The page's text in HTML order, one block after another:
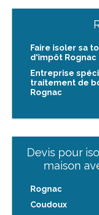
Faire isoler sa
d'impôt Rognac
Entreprise
traitement de
Rognac
Devis pour
maison
Rognac
Coudoux